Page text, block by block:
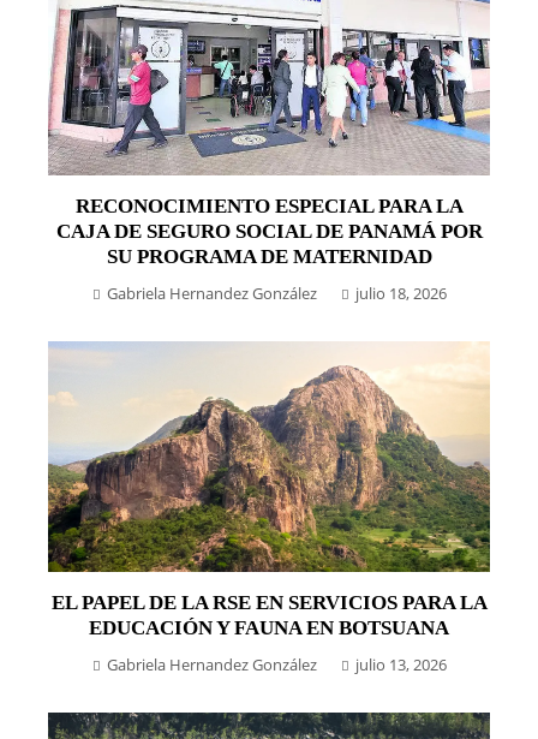
RECONOCIMIENTO ESPECIAL PARA LA
CAJA DE SEGURO SOCIAL DE PANAMÁ POR
SU PROGRAMA DE MATERNIDAD
Gabriela Hernandez González julio 18, 2026
EL PAPEL DE LA RSE EN SERVICIOS PARA LA
EDUCACIÓN Y FAUNA EN BOTSUANA
Gabriela Hernandez González julio 13, 2026